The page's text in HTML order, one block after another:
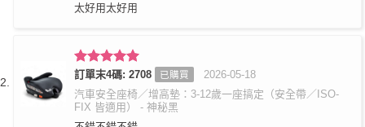
太好用太好用
評分5滿
分 5
訂單末4碼: 2708 已購買
2026-05-18
汽車安全座椅／增高墊：3-12歲一座搞定（安全帶／ISO-
FIX 皆適用） - 神秘黑